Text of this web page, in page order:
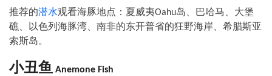
推荐的潜水观看海豚地点：夏威夷Oahu岛、巴哈马、大堡
礁、以色列海豚湾、南非的东开普省的狂野海岸、希腊斯亚
索斯岛。
小丑鱼 Anemone Fish